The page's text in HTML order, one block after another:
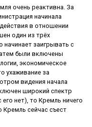
очень реактивна. За
начинала
в отношении
один из трёх
начинает заигрывать с
были включены
экономическое
ухаживание за
видения начала
широкий спектр
нет), то Кремль ничего
Кремль сейчас съест